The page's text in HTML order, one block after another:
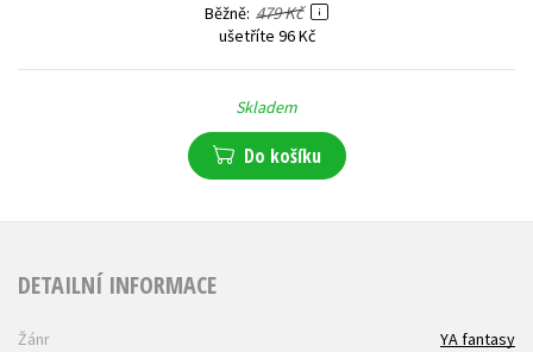
Běžně 479 Kč
ušetříte 96 Kč
Skladem
Do košíku
DETAILNÍ INFORMACE
Žánr
YA fantasy